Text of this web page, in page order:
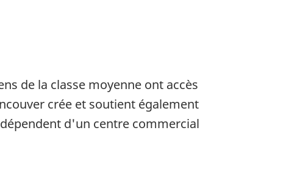
de la classe moyenne ont accès
crée et soutient également
d'un centre commercial